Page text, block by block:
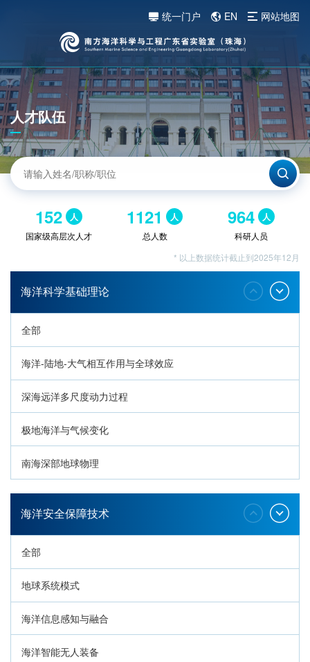
统一门户 EN 网站地图
人才队伍
152 人
国家级高层次人才
1121 人
总人数
964 人
科研人员
* 以上数据统计截止到2025年12月
海洋科学基础理论
全部
海洋-陆地-大气相互作用与全球效应
深海远洋多尺度动力过程
极地海洋与气候变化
南海深部地球物理
深海生命与生态过程
海洋安全保障技术
全部
地球系统模式
海洋信息感知与融合
海洋智能无人装备